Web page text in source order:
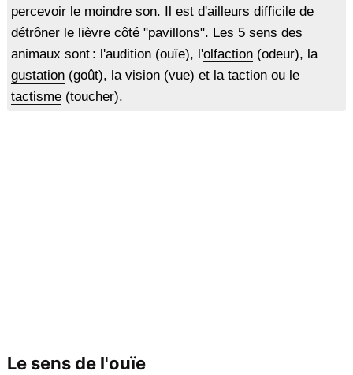
percevoir le moindre son. Il est d'ailleurs difficile de
détrôner le lièvre côté "pavillons". Les 5 sens des
animaux sont : l'audition (ouïe), l'olfaction(odeur), la
gustation(goût), la vision (vue) et la taction ou le
tactisme(toucher).
Le sens de l'ouïe